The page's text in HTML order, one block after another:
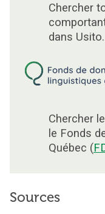
Chercher
dans Usito.
Chercher
le Fonds
Québec (
Sources